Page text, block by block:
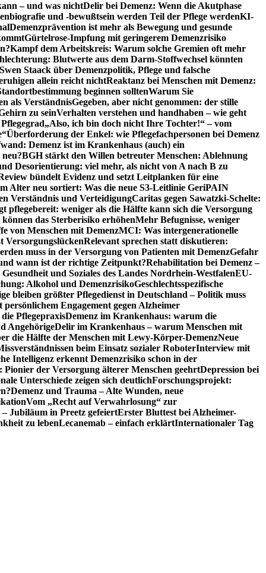
– und was nichtDelir bei Demenz: Wenn die Akutphase
und -bewußtsein werden Teil der Pflege werdenKI-
Demenzprävention ist mehr als Bewegung und gesunde
Gürtelrose-Impfung mit geringerem Demenzrisiko
Kampf dem Arbeitskreis: Warum solche Gremien oft mehr
Blutwerte aus dem Darm-Stoffwechsel könnten
Swen Staack über Demenzpolitik, Pflege und falsche
allein reicht nichtReaktanz bei Menschen mit Demenz:
beginnen solltenWarum Sie
als VerständnisGegeben, aber nicht genommen: der stille
zu seinVerhalten verstehen und handhaben – wie geht
„Also, ich bin doch nicht Ihre Tochter!“ – vom
Überforderung der Enkel: wie Pflegefachpersonen bei Demenz
Demenz ist im Krankenhaus (auch) ein
BGH stärkt den Willen betreuter Menschen: Ablehnung
Desorientierung: viel mehr, als nicht von A nach B zu
bündelt Evidenz und setzt Leitplanken für eine
Alter neu sortiert: Was die neue S3-Leitlinie GeriPAIN
Verständnis und VerteidigungCaritas gegen Sawatzki-Schelte:
pflegebereit: weniger als die Hälfte kann sich die Versorgung
das Sterberisiko erhöhenMehr Befugnisse, weniger
von Menschen mit DemenzMCI: Was intergenerationelle
VersorgungslückenRelevant sprechen statt diskutieren:
muss in der Versorgung von Patienten mit DemenzGefahr
wann ist der richtige Zeitpunkt?Rehabilitation bei Demenz –
und Soziales des Landes Nordrhein-WestfalenEU-
Alkohol und DemenzrisikoGeschlechtsspezifische
bleiben größter Pflegedienst in Deutschland – Politik muss
Engagement gegen Alzheimer
PflegepraxisDemenz im Krankenhaus: warum die
AngehörigeDelir im Krankenhaus – warum Menschen mit
die Hälfte der Menschen mit Lewy-Körper-DemenzNeue
beim Einsatz sozialer RoboterInterview mit
Intelligenz erkennt Demenzrisiko schon in der
der Versorgung älterer Menschen geehrtDepression bei
Unterschiede zeigen sich deutlichForschungsprojekt:
Demenz und Trauma – Alte Wunden, neue
Vom „Recht auf Verwahrlosung“ zur
Jubiläum in Preetz gefeiertErster Bluttest bei Alzheimer-
zu lebenLecanemab – einfach erklärtInternationaler Tag